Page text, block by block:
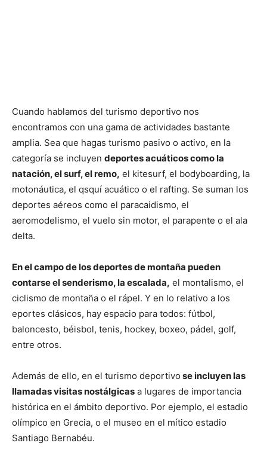
Cuando hablamos del turismo deportivo nos
encontramos con una gama de actividades bastante
amplia. Sea que hagas turismo pasivo o activo, en la
categoría se incluyen deportes acuáticos como la
natación, el surf, el remo, el kitesurf, el bodyboarding, la
motonáutica, el qsquí acuático o el rafting. Se suman los
deportes aéreos como el paracaidismo, el
aeromodelismo, el vuelo sin motor, el parapente o el ala
delta.
En el campo de los deportes de montaña pueden
contarse el senderismo, la escalada, el montalismo, el
ciclismo de montaña o el rápel. Y en lo relativo a los
eportes clásicos, hay espacio para todos: fútbol,
baloncesto, béisbol, tenis, hockey, boxeo, pádel, golf,
entre otros.
Además de ello, en el turismo deportivo se incluyen las
llamadas visitas nostálgicas a lugares de importancia
histórica en el ámbito deportivo. Por ejemplo, el estadio
olímpico en Grecia, o el museo en el mítico estadio
Santiago Bernabéu.